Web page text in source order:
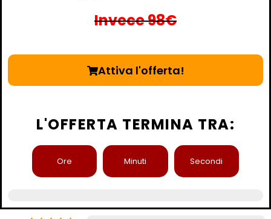
Invece 98€
Attiva l'offerta!
L'OFFERTA TERMINA TRA:
Ore Minuti Secondi